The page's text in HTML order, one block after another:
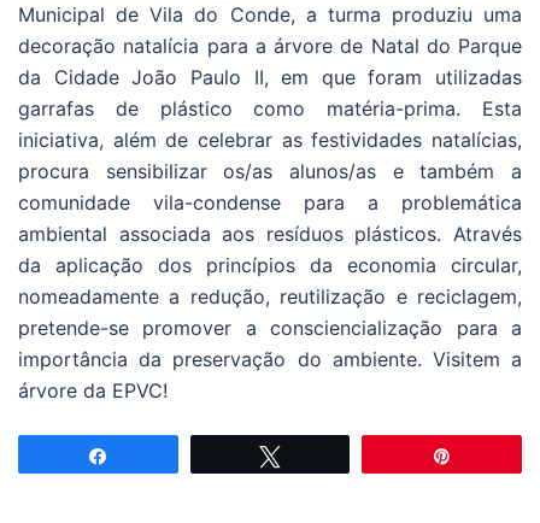
Municipal de Vila do Conde, a turma produziu uma
decoração natalícia para a árvore de Natal do Parque
da Cidade João Paulo II, em que foram utilizadas
garrafas de plástico como matéria-prima. Esta
iniciativa, além de celebrar as festividades natalícias,
procura sensibilizar os/as alunos/as e também a
comunidade vila-condense para a problemática
ambiental associada aos resíduos plásticos. Através
da aplicação dos princípios da economia circular,
nomeadamente a redução, reutilização e reciclagem,
pretende-se promover a consciencialização para a
importância da preservação do ambiente. Visitem a
árvore da EPVC!